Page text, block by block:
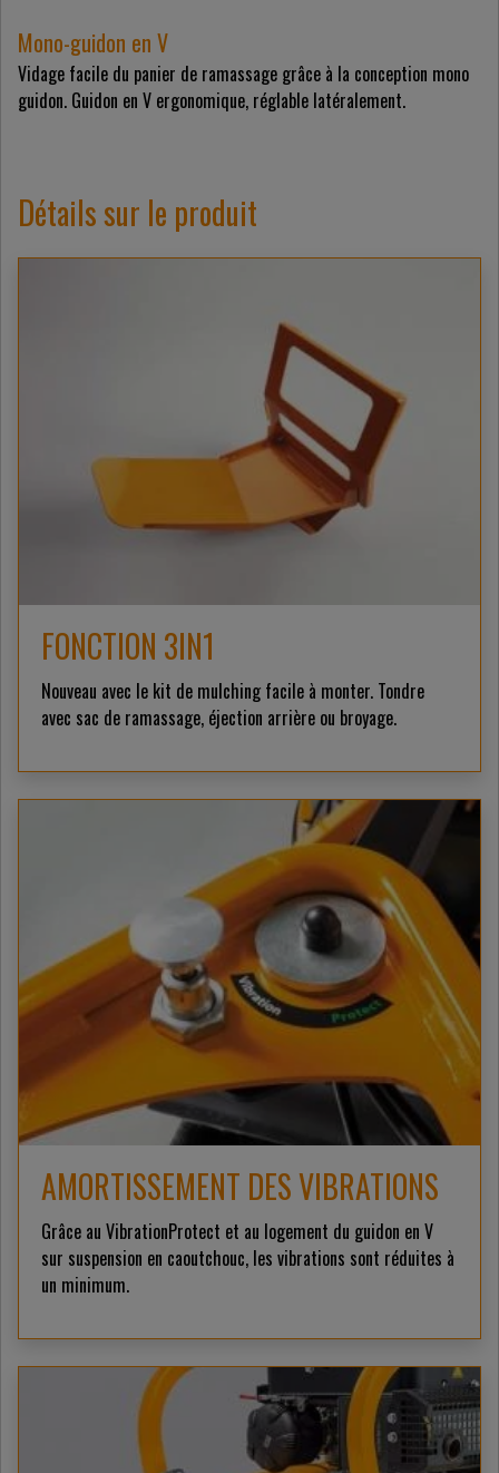
Mono-guidon en V
Vidage facile du panier de ramassage grâce à la conception mono
guidon. Guidon en V ergonomique, réglable latéralement.
Détails sur le produit
FONCTION 3IN1
Nouveau avec le kit de mulching facile à monter. Tondre
avec sac de ramassage, éjection arrière ou broyage.
AMORTISSEMENT DES VIBRATIONS
Grâce au VibrationProtect et au logement du guidon en V
sur suspension en caoutchouc, les vibrations sont réduites à
un minimum.